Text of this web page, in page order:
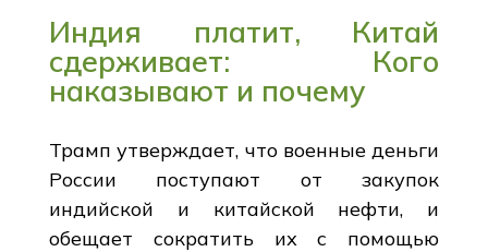
Индия платит, Китай
сдерживает: Кого
наказывают и почему
Трамп утверждает, что военные деньги
России поступают от закупок
индийской и китайской нефти, и
обещает сократить их с помощью